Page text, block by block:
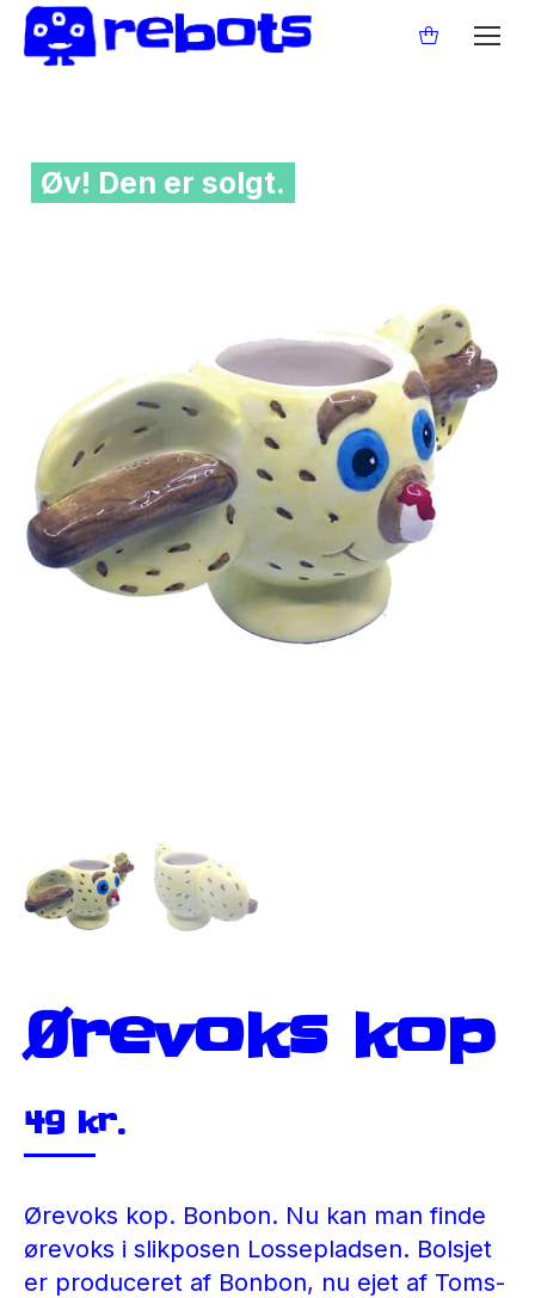
Øv! Den er solgt.
Ørevoks kop
49 kr.
Ørevoks kop. Bonbon. Nu kan man finde
ørevoks i slikposen Lossepladsen. Bolsjet
er produceret af Bonbon, nu ejet af Toms-